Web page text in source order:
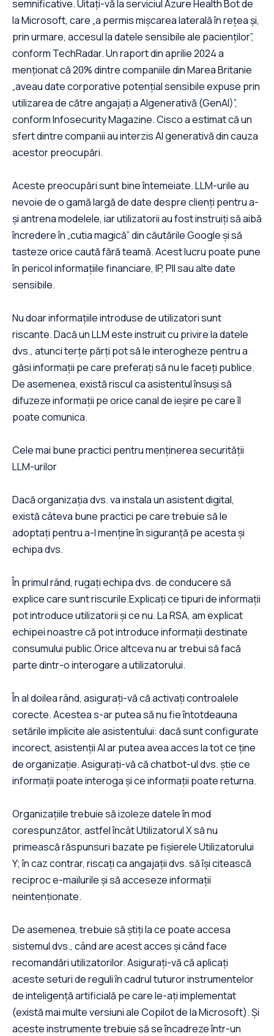
semnificative. Uitați-vă la serviciul Azure Health Bot de
la Microsoft, care „a permis mișcarea laterală în rețea și,
prin urmare, accesul la datele sensibile ale pacienților”,
conform TechRadar. Un raport din aprilie 2024 a
menționat că 20% dintre companiile din Marea Britanie
„aveau date corporative potențial sensibile expuse prin
utilizarea de către angajați a AIgenerativă (GenAI)”,
conform Infosecurity Magazine. Cisco a estimat că un
sfert dintre companii au interzis AI generativă din cauza
acestor preocupări.
Aceste preocupări sunt bine întemeiate. LLM-urile au
nevoie de o gamă largă de date despre clienți pentru a-
și antrena modelele, iar utilizatorii au fost instruiți să aibă
încredere în „cutia magică” din căutările Google și să
tasteze orice caută fără teamă. Acest lucru poate pune
în pericol informațiile financiare, IP, PII sau alte date
sensibile.
Nu doar informațiile introduse de utilizatori sunt
riscante. Dacă un LLM este instruit cu privire la datele
dvs., atunci terțe părți pot să le interogheze pentru a
găsi informații pe care preferați să nu le faceți publice.
De asemenea, există riscul ca asistentul însuși să
difuzeze informații pe orice canal de ieșire pe care îl
poate comunica.
Cele mai bune practici pentru menținerea securității
LLM-urilor
Dacă organizația dvs. va instala un asistent digital,
există câteva bune practici pe care trebuie să le
adoptați pentru a-l menține în siguranță pe acesta și
echipa dvs.
În primul rând, rugați echipa dvs. de conducere să
explice care sunt riscurile.Explicați ce tipuri de informații
pot introduce utilizatorii și ce nu. La RSA, am explicat
echipei noastre că pot introduce informații destinate
consumului public.Orice altceva nu ar trebui să facă
parte dintr-o interogare a utilizatorului.
În al doilea rând, asigurați-vă că activați controalele
corecte. Acestea s-ar putea să nu fie întotdeauna
setările implicite ale asistentului: dacă sunt configurate
incorect, asistenții AI ar putea avea acces la tot ce ține
de organizație. Asigurați-vă că chatbot-ul dvs. știe ce
informații poate interoga și ce informații poate returna.
Organizațiile trebuie să izoleze datele în mod
corespunzător, astfel încât Utilizatorul X să nu
primească răspunsuri bazate pe fișierele Utilizatorului
Y; în caz contrar, riscați ca angajații dvs. să își citească
reciproc e-mailurile și să acceseze informații
neintenționate.
De asemenea, trebuie să știți la ce poate accesa
sistemul dvs., când are acest acces și când face
recomandări utilizatorilor. Asigurați-vă că aplicați
aceste seturi de reguli în cadrul tuturor instrumentelor
de inteligență artificială pe care le-ați implementat
(există mai multe versiuni ale Copilot de la Microsoft). Și
aceste instrumente trebuie să se încadreze într-un